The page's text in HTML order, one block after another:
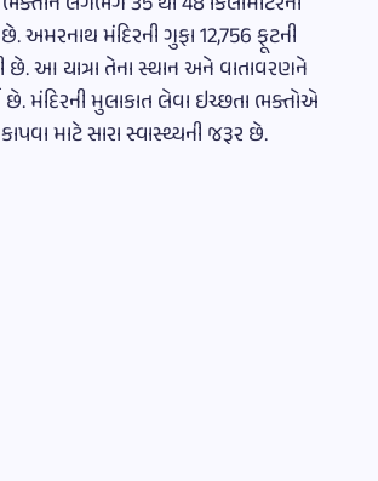
અમરનાથ મંદિરની ગુફા 12,756 ફૂટની
આ યાત્રા તેના સ્થાન અને વાતાવરણને
મંદિરની મુલાકાત લેવા ઇચ્છતા ભક્તોએ
માટે સારા સ્વાસ્થ્યની જરૂર છે.